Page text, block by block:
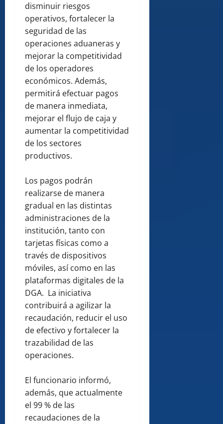
disminuir riesgos
operativos, fortalecer la
seguridad de las
operaciones aduaneras y
mejorar la competitividad
de los operadores
económicos. Además,
permitirá efectuar pagos
de manera inmediata,
mejorar el flujo de caja y
aumentar la competitividad
de los sectores
productivos.
Los pagos podrán
realizarse de manera
gradual en las distintas
administraciones de la
institución, tanto con
tarjetas físicas como a
través de dispositivos
móviles, así como en las
plataformas digitales de la
DGA. La iniciativa
contribuirá a agilizar la
recaudación, reducir el uso
de efectivo y fortalecer la
trazabilidad de las
operaciones.
El funcionario informó,
además, que actualmente
el 99 % de las
recaudaciones de la